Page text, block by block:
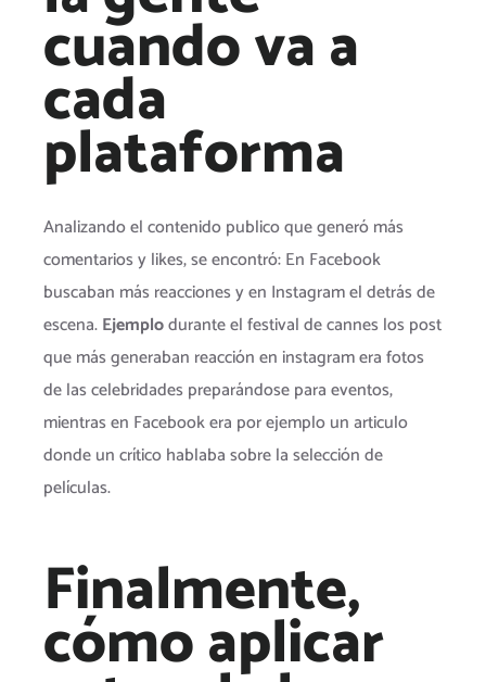
cuando va a
cada
plataforma
Analizando el contenido publico que generó más
comentarios y likes, se encontró: En Facebook
buscaban más reacciones y en Instagram el detrás de
escena.Ejemplodurante el festival de cannes los post
que más generaban reacción en instagram era fotos
de las celebridades preparándose para eventos,
mientras en Facebook era por ejemplo un articulo
donde un crítico hablaba sobre la selección de
películas.
Finalmente,
cómo aplicar